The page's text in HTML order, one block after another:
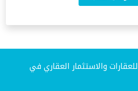
شركة Turkey key للعقارات والاستثمار العقاري في